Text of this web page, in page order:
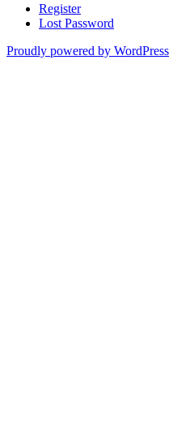
Register
Lost Password
Proudly powered by WordPress